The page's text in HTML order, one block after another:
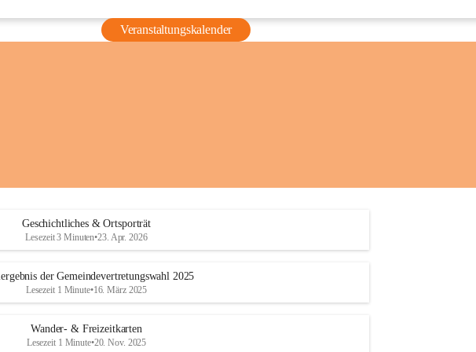
Veranstaltungskalender
Geschichtliches & Ortsporträt
Lesezeit 3 Minuten•23. Apr. 2026
der Gemeindevertretungswahl 2025
Lesezeit 1 Minute•16. März 2025
Wander- & Freizeitkarten
Lesezeit 1 Minute•20. Nov. 2025